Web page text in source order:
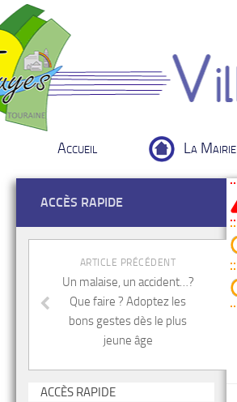
Accueil La Mairie
ACCÈS RAPIDE
ARTICLE PRÉCÉDENT
Un malaise, un accident…?
Que faire ? Adoptez les
bons gestes dès le plus
jeune âge
ACCÈS RAPIDE